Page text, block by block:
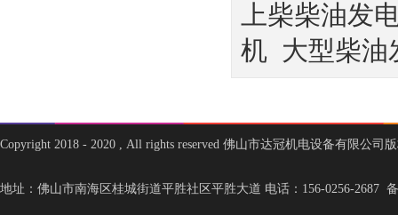
上柴柴油发
机 大型柴油
Copyright 2018 - 2020 , All rights reserved 佛山市达冠机电设备有限公司
地址：佛山市南海区桂城街道平胜社区平胜大道 电话：156-0256-2687